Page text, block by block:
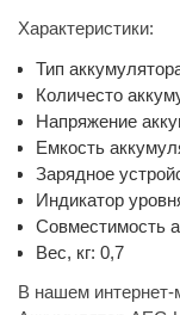
Характеристики:
Тип
Количесто
Напряжение
Емкость
Зарядное
Индикатор
Совместимость
Вес, кг: 0,7
В нашем интернет-